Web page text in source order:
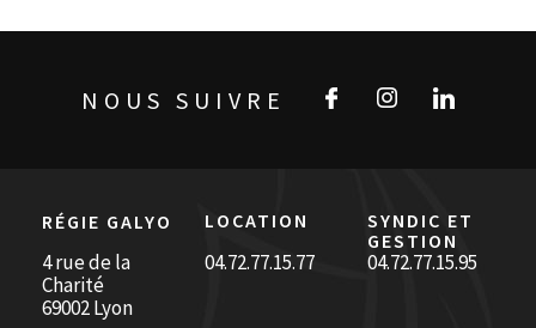
NOUS SUIVRE
RÉGIE GALYO LOCATION
SYNDIC ET
GESTION
4 rue de la
Charité
69002 Lyon
04.72.77.15.77 04.72.77.15.95